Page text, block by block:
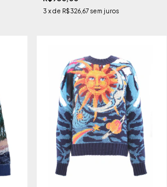
3 x de R$326,67 sem juros